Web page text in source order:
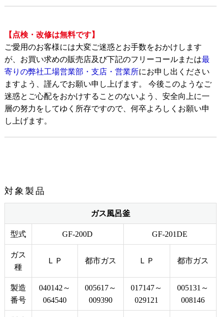
【点検・改修は無料です】
ご愛用のお客様には大変ご迷惑とお手数をおかけします
が、お買い求めの販売店及び下記のフリーコールまたは最
寄りの弊社工場営業部・支店・営業所にお申し出ください
ますよう、謹んでお願い申し上げます。 今後このようなご
迷惑とご心配をおかけすることのないよう、安全向上に一
層の努力をしてゆく所存ですので、何卒よろしくお願い申
し上げます。
対象製品
ガス風呂釜
型式 GF-200D GF-201DE
ガス
種
ＬＰ 都市ガス ＬＰ 都市ガス
製造
番号
040142～
064540
005617～
009390
017147～
029121
005131～
008146